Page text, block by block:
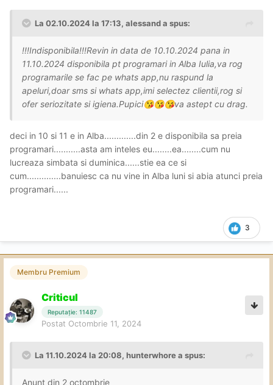
La 02.10.2024 la 17:13, alessanda spus:
!!!Indisponibila!!!Revin in data de 10.10.2024 pana in
11.10.2024 disponibila pt programari in Alba Iulia,va rog
programarile se fac pe whats app,nu raspund la
apeluri,doar sms si whats app,imi selectez clientii,rog si
ofer seriozitate si igiena.Pupici😘😘😘va astept cu drag.
deci in 10 si 11 e in Alba.............din 2 e disponibila sa preia
programari...........asta am inteles eu........ea........cum nu
lucreaza simbata si duminica......stie ea ce si
cum..............banuiesc ca nu vine in Alba luni si abia atunci preia
programari......
3
Membru Premium
Criticul
Reputație: 11487
Postat Octombrie 11, 2024
La 11.10.2024 la 20:08, hunterwhorea spus:
Anunt din 2 octombrie